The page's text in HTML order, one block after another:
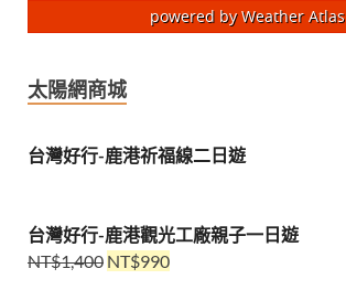
powered byWeather Atlas
太陽網商城
台灣好行-鹿港祈福線二日遊
台灣好行-鹿港觀光工廠親子一日遊
NT$1,400 NT$990